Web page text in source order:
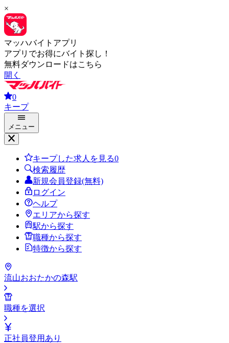
×
マッハバイトアプリ
アプリでお得にバイト探し！
無料ダウンロードはこちら
開く
0
キープ
メニュー
キープした求人を見る0
検索履歴
新規会員登録(無料)
ログイン
ヘルプ
エリアから探す
駅から探す
職種から探す
特徴から探す
流山おおたかの森駅
職種を選択
正社員登用あり